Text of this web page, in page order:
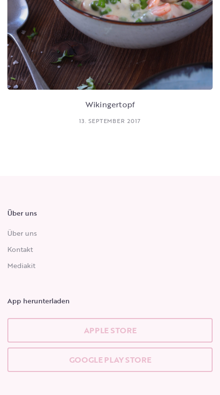
Wikingertopf
13. SEPTEMBER 2017
Über uns
Über uns
Kontakt
Mediakit
App herunterladen
APPLE STORE
GOOGLE PLAY STORE